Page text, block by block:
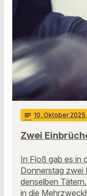
notes 10. Oktober 2025
Zwei
In Floß gab es in
Donnerstag zwei
denselben
in die